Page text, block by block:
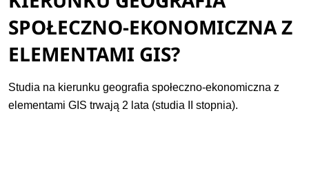
SPOŁECZNO-EKONOMICZNA Z
ELEMENTAMI GIS?
Studia na kierunku geografia społeczno-ekonomiczna z
elementami GIS trwają 2 lata (studia II stopnia).